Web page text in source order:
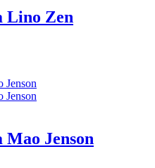
Lino Zen
Jenson